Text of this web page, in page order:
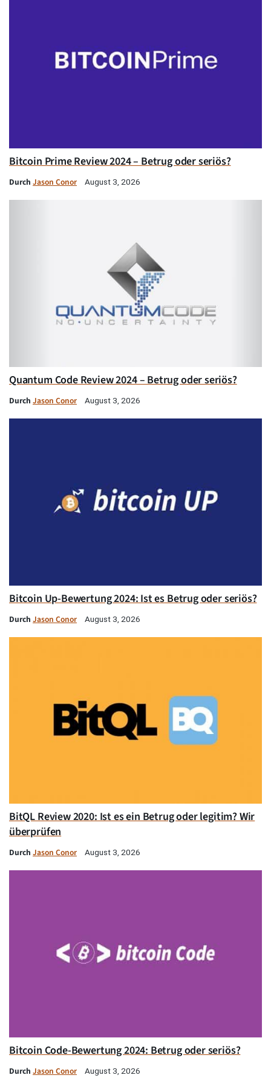
Bitcoin Prime Review 2024 – Betrug oder seriös?
Durch Jason Conor August 3, 2026
Quantum Code Review 2024 – Betrug oder seriös?
Durch Jason Conor August 3, 2026
Bitcoin Up-Bewertung 2024: Ist es Betrug oder seriös?
Durch Jason Conor August 3, 2026
BitQL Review 2020: Ist es ein Betrug oder legitim? Wir
überprüfen
Durch Jason Conor August 3, 2026
Bitcoin Code-Bewertung 2024: Betrug oder seriös?
Durch Jason Conor August 3, 2026